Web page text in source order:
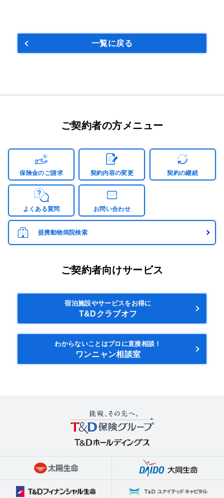
一覧に戻る
ご契約者の方メニュー
保険金のご請求 契約内容の変更 契約の継続
よくある質問 お問い合わせ
提携動物病院検索
ご契約者向けサービス
宿泊施設やサービスをお得に
T&Dクラブオフ
わからないことはプロに直接相談！
ワンニャン相談室